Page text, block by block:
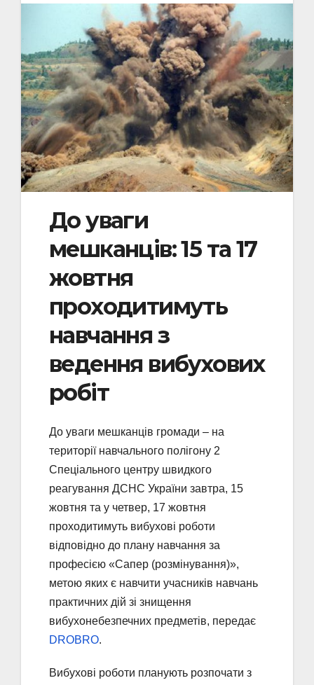
До уваги
мешканців: 15 та 17
жовтня
проходитимуть
навчання з
ведення вибухових
робіт
До уваги мешканців громади – на
території навчального полігону 2
Спеціального центру швидкого
реагування ДСНС України завтра, 15
жовтня та у четвер, 17 жовтня
проходитимуть вибухові роботи
відповідно до плану навчання за
професією «Сапер (розмінування)»,
метою яких є навчити учасників навчань
практичних дій зі знищення
вибухонебезпечних предметів, передає
DROBRO.
Вибухові роботи планують розпочати з